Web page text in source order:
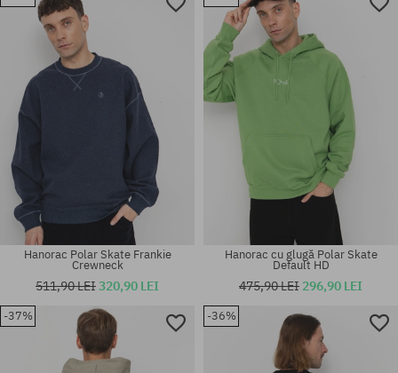
Mărimi existente:
Mărimi existente:
M; L
Mărimi existente:
Mărimi existente:
Hanorac Polar Skate Frankie
Crewneck
511,90 LEI320,90 LEI
Hanorac cu glugă Polar Skate
Default HD
475,90 LEI 296,90 LEI
-37% -36%